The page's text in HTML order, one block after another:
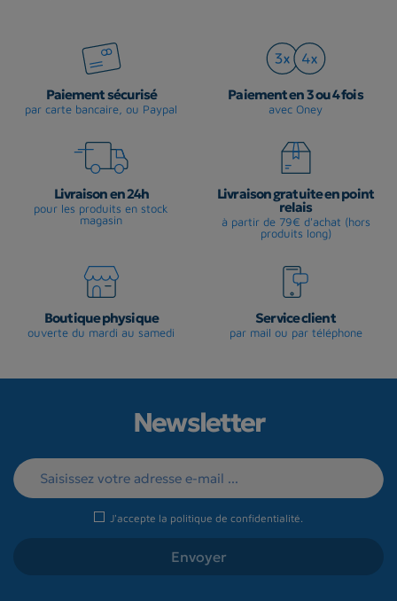
Paiement sécurisé
par carte bancaire, ou Paypal
Paiement en 3 ou 4 fois
avec Oney
Livraison en 24h
pour les produits en stock
magasin
Livraison gratuite en point
relais
à partir de 79€ d'achat (hors
produits long)
Boutique physique
ouverte du mardi au samedi
Service client
par mail ou par téléphone
Newsletter
J'accepte la politique de confidentialité